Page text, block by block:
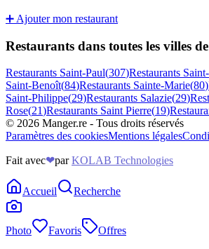
➕ Ajouter mon restaurant
Restaurants dans toutes les villes
Restaurants Saint-Paul(307)Restaurants
Saint-Benoît(84)Restaurants Sainte-Marie(80)
Saint-Philippe(29)Restaurants Salazie(29)
Rose(21)Restaurants Saint Pierre(19)
© 2026 Manger.re - Tous droits réservés
Paramètres des cookiesMentions légales
Fait avec❤par KOLAB Technologies
Accueil Recherche
Photo Favoris Offres